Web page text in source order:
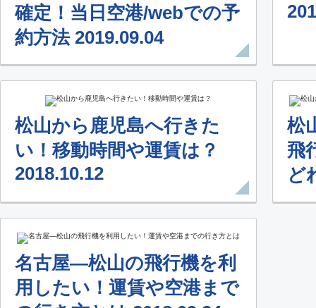
確定！当日空港/webでの予
約方法 2019.09.04
松山から鹿児島へ行きた
い！移動時間や運賃は？
2018.10.12
松
飛
ど
名古屋―松山の飛行機を利
用したい！運賃や空港まで